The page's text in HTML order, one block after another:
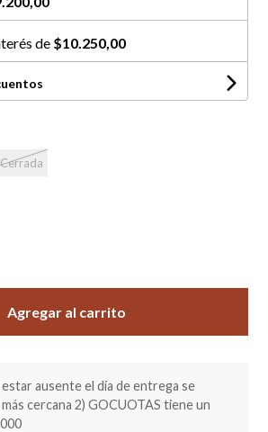
de $10.250,00
Agregar al carrito
ausente el día de entrega se
cercana 2) GOCUOTAS tiene un